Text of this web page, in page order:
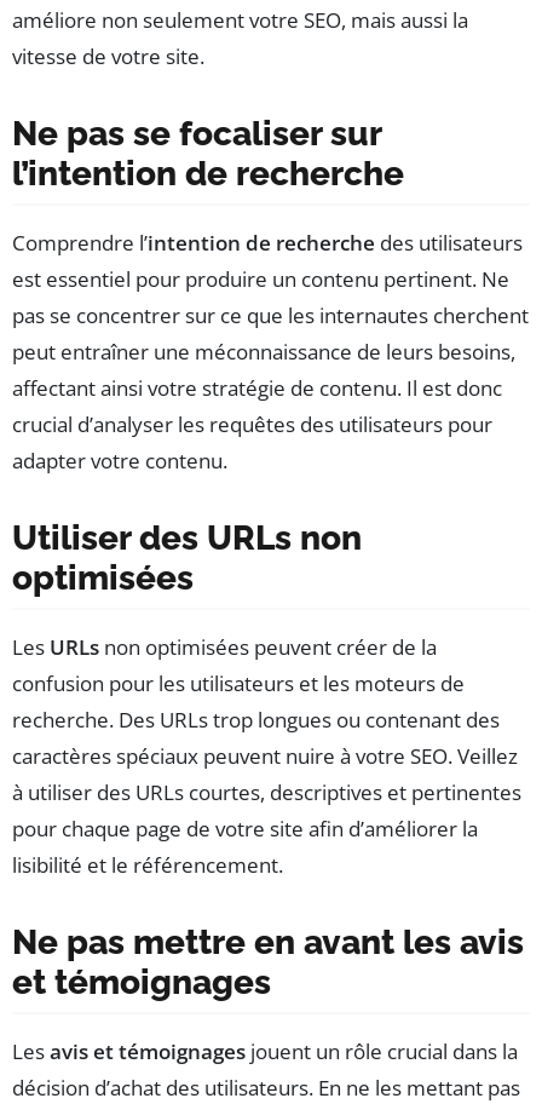
améliore non seulement votre SEO, mais aussi la
vitesse de votre site.
Ne pas se focaliser sur
l’intention de recherche
Comprendre l’intention de recherche des utilisateurs
est essentiel pour produire un contenu pertinent. Ne
pas se concentrer sur ce que les internautes cherchent
peut entraîner une méconnaissance de leurs besoins,
affectant ainsi votre stratégie de contenu. Il est donc
crucial d’analyser les requêtes des utilisateurs pour
adapter votre contenu.
Utiliser des URLs non
optimisées
Les URLs non optimisées peuvent créer de la
confusion pour les utilisateurs et les moteurs de
recherche. Des URLs trop longues ou contenant des
caractères spéciaux peuvent nuire à votre SEO. Veillez
à utiliser des URLs courtes, descriptives et pertinentes
pour chaque page de votre site afin d’améliorer la
lisibilité et le référencement.
Ne pas mettre en avant les avis
et témoignages
Lesavis et témoignages jouent un rôle crucial dans la
décision d’achat des utilisateurs. En ne les mettant pas